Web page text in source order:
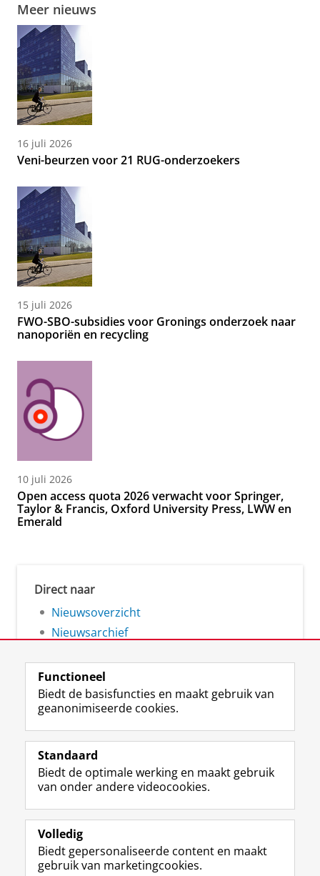
Meer nieuws
16 juli 2026
Veni-beurzen voor 21 RUG-onderzoekers
15 juli 2026
FWO-SBO-subsidies voor Gronings onderzoek naar
nanoporiën en recycling
10 juli 2026
Open access quota 2026 verwacht voor Springer,
Taylor & Francis, Oxford University Press, LWW en
Emerald
Direct naar
Nieuwsoverzicht
Nieuwsarchief
Volg de RUG
F
a
e
b
o
p
a
L
i
k
e
I
-
p
R
S
-
f
e
R
I
n
t
r
m
Y
o
T
e
k
Studiekiezers
Alumni
Over ons
Functioneel
Biedt de basisfuncties en maakt gebruik van
geanonimiseerde cookies.
Standaard
Biedt de optimale werking en maakt gebruik
van onder andere videocookies.
Volledig
Biedt gepersonaliseerde content en maakt
gebruik van marketingcookies.